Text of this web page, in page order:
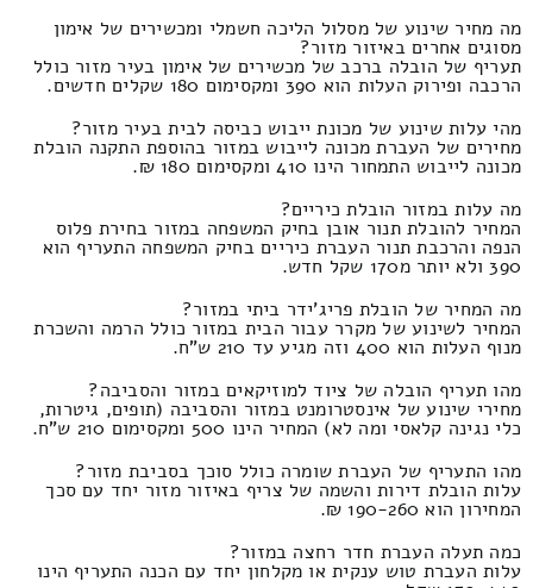
מה מחיר שינוע של מסלול הליכה חשמלי ומכשירים של אימון
מסוגים אחרים באיזור מזור?
תעריף של הובלה ברכב של מכשירים של אימון בעיר מזור כולל
הרכבה ופירוק העלות הוא 390 ומקסימום 180 שקלים חדשים.
מהי עלות שינוע של מכונת ייבוש כביסה לבית בעיר מזור?
מחירים של העברת מכונה לייבוש במזור בהוספת התקנה הובלת
מכונה לייבוש התמחור הינו 410 ומקסימום 180 ₪.
מה עלות במזור הובלת כיריים?
המחיר להובלת תנור אובן בחיק המשפחה במזור בחירת פלוס
הנפה והרכבת תנור העברת כיריים בחיק המשפחה התעריף הוא
390 ולא יותר מ170 שקל חדש.
מה המחיר של הובלת פריג'ידר ביתי במזור?
המחיר לשינוע של מקרר עבור הבית במזור כולל הרמה והשכרת
מנוף העלות הוא 400 וזה מגיע עד 210 ש"ח.
מהו תעריף הובלה של ציוד למוזיקאים במזור והסביבה?
מחירי שינוע של אינסטרומנט במזור והסביבה (תופים, גיטרות,
כלי נגינה קלאסי ומה לא) המחיר הינו 500 ומקסימום 210 ש"ח.
מהו התעריף של העברת שומרה כולל סוכך בסביבת מזור?
עלות הובלת דירות והשמה של צריף באיזור מזור יחד עם סכך
המחירון הוא 190-260 ₪.
כמה תעלה העברת חדר רחצה במזור?
עלות העברת טוש ענקית או מקלחון יחד עם הכנה התעריף הינו